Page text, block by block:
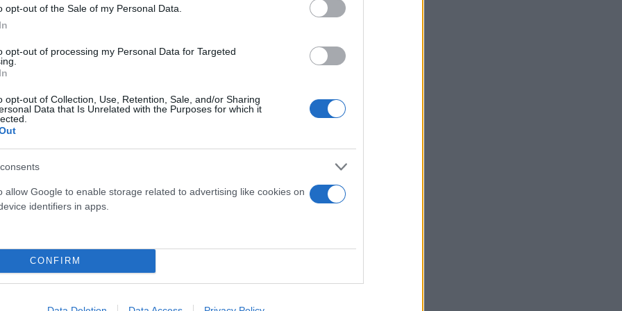
opt-out of the Sale of my Personal Data.
opt-out of processing my Personal Data for Targeted
opt-out of Collection, Use, Retention, Sale, and/or Sharing
Data that Is Unrelated with the Purposes for which it
allow Google to enable storage related to advertising like cookies on
identifiers in apps.
CONFIRM
Αναντολού Εφές (2022)
Μαδρίτης (2023)
Ρεάλ Μαδρίτης (2018)
(2020), Παναθηναϊκός (2024)
(2026)
Flash.grστην αναζήτηση τηςGoogle